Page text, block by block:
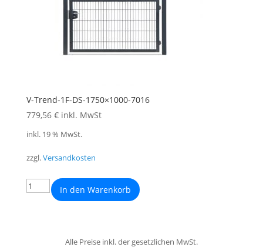
V-Trend-1F-DS-1750×1000-7016
779,56 € inkl. MwSt
inkl. 19 % MwSt.
zzgl.Versandkosten
In den Warenkorb
Alle Preise inkl. der gesetzlichen MwSt.